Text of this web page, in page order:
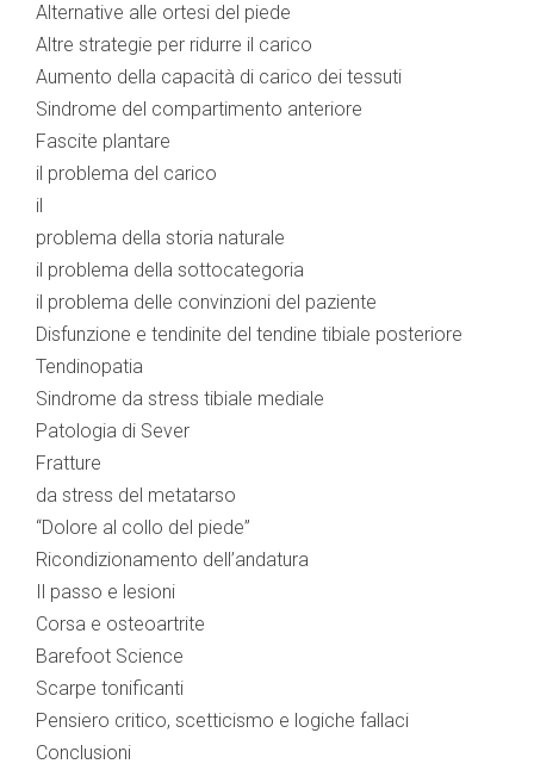
Alternative alle ortesi del piede
Altre strategie per ridurre il carico
Aumento della capacità di carico dei tessuti
Sindrome del compartimento anteriore
Fascite plantare
il problema del carico
il
problema della storia naturale
il problema della sottocategoria
il problema delle convinzioni del paziente
Disfunzione e tendinite del tendine tibiale posteriore
Tendinopatia
Sindrome da stress tibiale mediale
Patologia di Sever
Fratture
da stress del metatarso
“Dolore al collo del piede”
Ricondizionamento dell’andatura
Il passo e lesioni
Corsa e osteoartrite
Barefoot Science
Scarpe tonificanti
Pensiero critico, scetticismo e logiche fallaci
Conclusioni